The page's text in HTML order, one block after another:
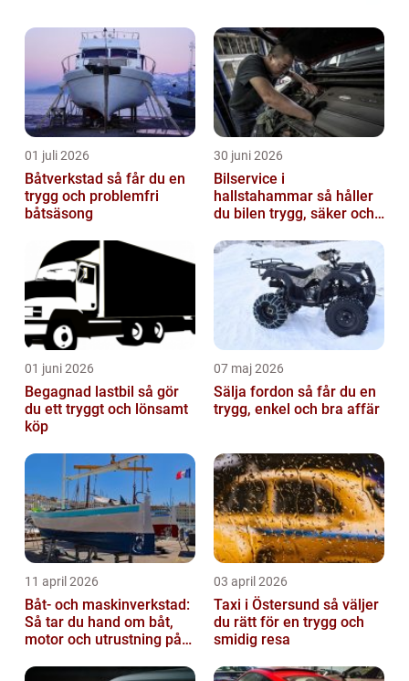
01 juli 2026
Båtverkstad så får du en
trygg och problemfri
båtsäsong
30 juni 2026
Bilservice i
hallstahammar så håller
du bilen trygg, säker och
01 juni 2026
Begagnad lastbil så gör
du ett tryggt och lönsamt
köp
07 maj 2026
Sälja fordon så får du en
trygg, enkel och bra affär
11 april 2026
Båt- och maskinverkstad:
Så tar du hand om båt,
motor och utrustning på
03 april 2026
Taxi i Östersund så väljer
du rätt för en trygg och
smidig resa